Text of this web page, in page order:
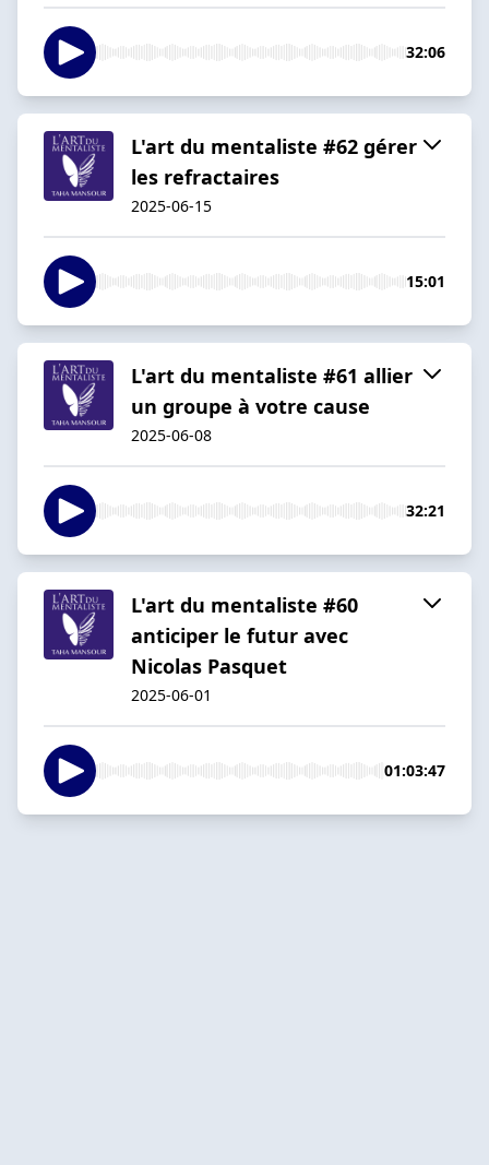
32:06
L'art du mentaliste #62 gérer
les refractaires
2025-06-15
15:01
L'art du mentaliste #61 allier
un groupe à votre cause
2025-06-08
32:21
L'art du mentaliste #60
anticiper le futur avec
Nicolas Pasquet
2025-06-01
01:03:47